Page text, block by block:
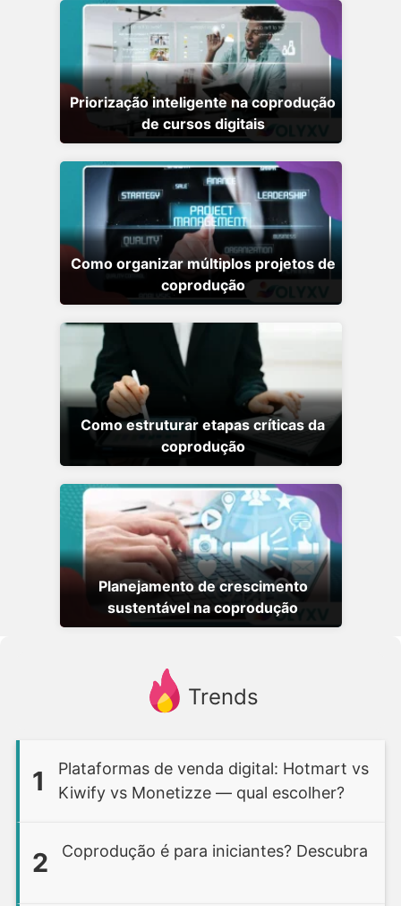
Priorização inteligente na coprodução
de cursos digitais
Como organizar múltiplos projetos de
coprodução
Como estruturar etapas críticas da
coprodução
Planejamento de crescimento
sustentável na coprodução
Trends
1
Plataformas de venda digital: Hotmart vs
Kiwify vs Monetizze — qual escolher?
2 Coprodução é para iniciantes? Descubra